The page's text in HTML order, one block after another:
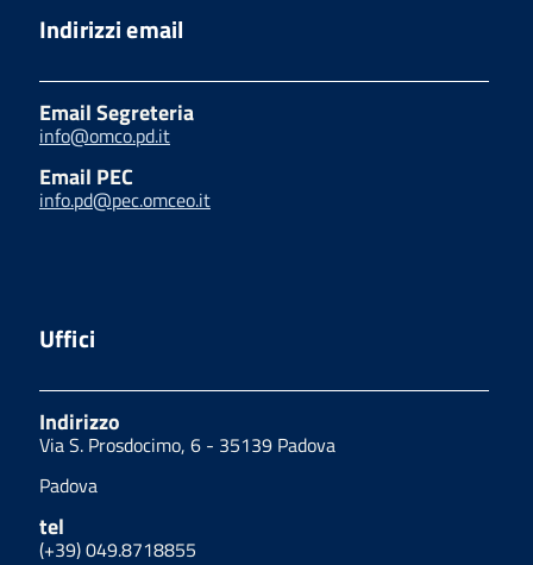
Indirizzi email
Email Segreteria
info@omco.pd.it
Email PEC
info.pd@pec.omceo.it
Uffici
Indirizzo
Via S. Prosdocimo, 6 - 35139 Padova
Padova
tel
(+39) 049.8718855